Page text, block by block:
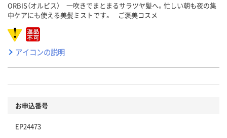
ORBIS（オルビス） 一吹きでまとまるサラツヤ髪へ。忙しい朝も夜の集
中ケアにも使える美髪ミストです。 ご褒美コスメ
アイコンの説明
お申込番号
EP24473